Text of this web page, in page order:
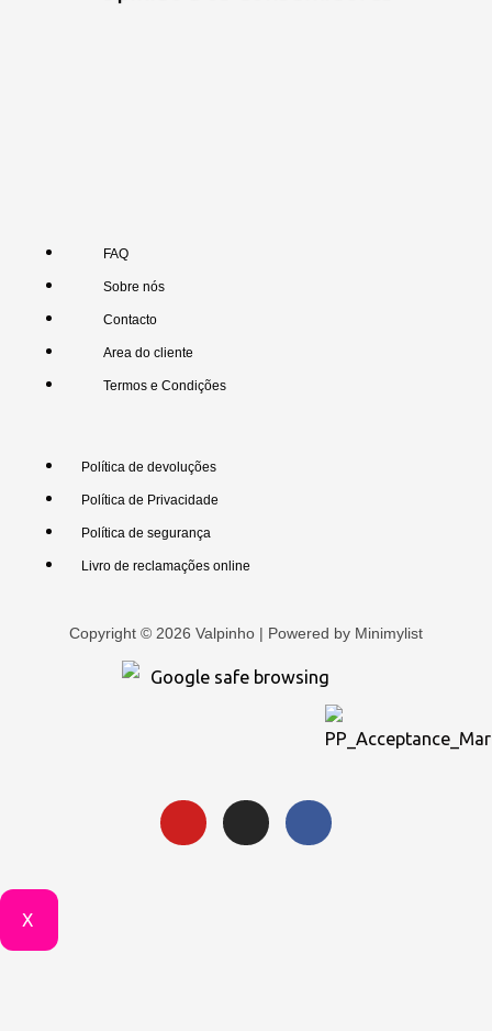
FAQ
Sobre nós
Contacto
Area do cliente
Termos e Condições
Política de devoluções
Política de Privacidade
Política de segurança
Livro de reclamações online
Copyright © 2026 Valpinho | Powered by Minimylist
X